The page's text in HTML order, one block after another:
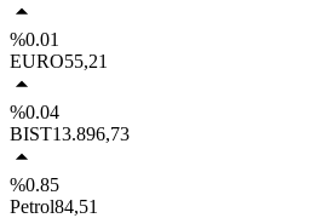
%0.01
EURO55,21
%0.04
BIST13.896,73
%0.85
Petrol84,51